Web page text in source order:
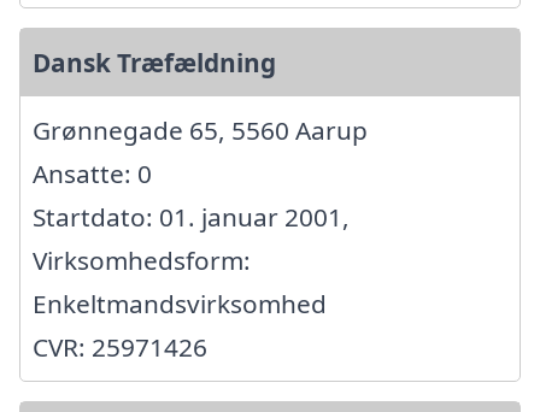
Dansk Træfældning
Grønnegade 65, 5560 Aarup
Ansatte: 0
Startdato: 01. januar 2001,
Virksomhedsform:
Enkeltmandsvirksomhed
CVR: 25971426